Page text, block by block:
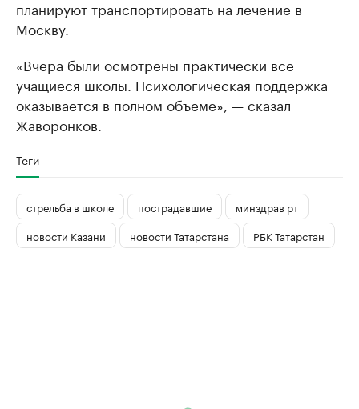
планируют транспортировать на лечение в
Москву.
«Вчера были осмотрены практически все
учащиеся школы. Психологическая поддержка
оказывается в полном объеме», — сказал
Жаворонков.
Теги
стрельба в школе пострадавшие
минздрав рт
новости Казани
новости Татарстана РБК Татарстан